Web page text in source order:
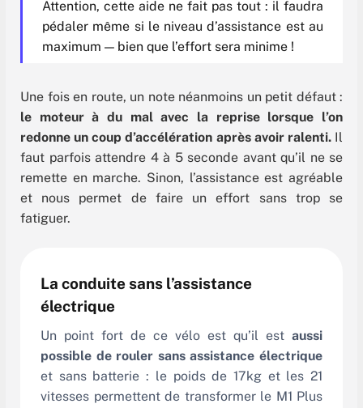
Attention, cette aide ne fait pas tout : il faudra
pédaler même si le niveau d’assistance est au
maximum — bien que l’effort sera minime !
Une fois en route, un note néanmoins un petit défaut :
le moteur à du mal avec la reprise lorsque l’on
redonne un coup d’accélération après avoir ralenti.Il
faut parfois attendre 4 à 5 seconde avant qu’il ne se
remette en marche. Sinon, l’assistance est agréable
et nous permet de faire un effort sans trop se
fatiguer.
La conduite sans l’assistance
électrique
Un point fort de ce vélo est qu’il est aussi
possible de rouler sans assistance électrique
et sans batterie : le poids de 17kg et les 21
vitesses permettent de transformer le M1 Plus